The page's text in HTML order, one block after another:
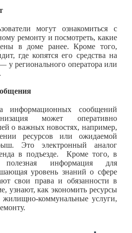
могут ознакомиться с
ремонту и посмотреть, какие
в доме ранее. Кроме того,
где копятся его средства на
у регионального оператора или
информационных сообщений
может оперативно
о важных новостях, например,
ресурсов или ожидаемой
Это электронный аналог
в подъезде. Кроме того, в
информация для
уровень знаний о сфере
свои права и обязанности в
узнают, как экономить ресурсы
коммунальные услуги,